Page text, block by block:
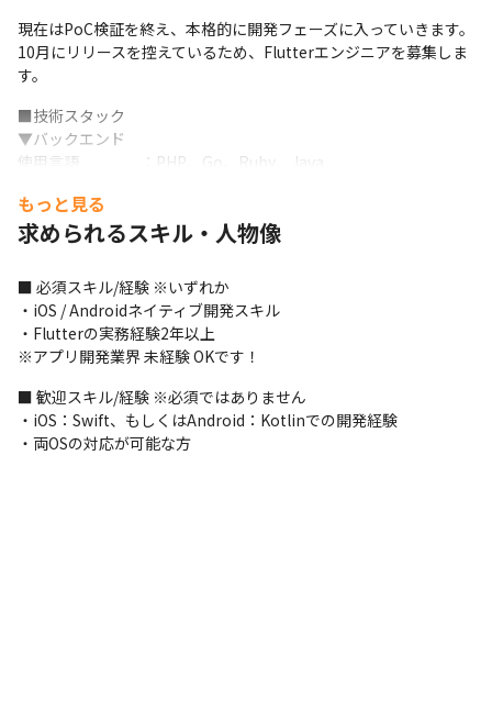
現在はPoC検証を終え、本格的に開発フェーズに入っていきます。
10月にリリースを控えているため、Flutterエンジニアを募集しま
す。
■技術スタック
▼バックエンド
使用言語　　　　：PHP、Go、Ruby、Java
データベース　　：MySQL、Spanner
クラウドサービス：AWS、GCP、さくらクラウド
▼フロントエンド
使用言語　　　　：Kotlin、Swift、Android Java、JavaScript
フレームワーク　：React.js、 Vue.js
アプリ開発フレームワーク：Unity（C#）、Flutter、React
Native、Apache Cordova
データベース　　：MySQL、Spanner
クラウドサービス：AWS、GCP、さくらクラウド
プロジェクト管理：Backlog、Jira、Redmine
もっと見る
求められるスキル・人物像
■ 必須スキル/経験 ※いずれか
・iOS / Androidネイティブ開発スキル
・Flutterの実務経験2年以上
※アプリ開発業界 未経験 OKです！
■ 歓迎スキル/経験 ※必須ではありません
・iOS：Swift、もしくはAndroid：Kotlinでの開発経験
・両OSの対応が可能な方